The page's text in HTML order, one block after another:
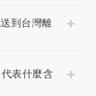
到台灣離
表什麼含